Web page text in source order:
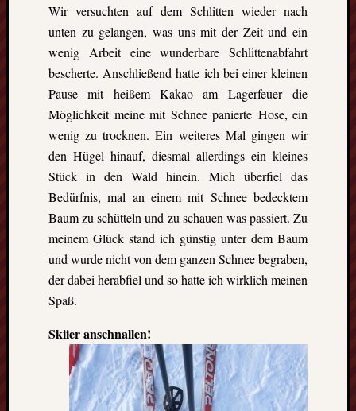
Wir versuchten auf dem Schlitten wieder nach
unten zu gelangen, was uns mit der Zeit und ein
wenig Arbeit eine wunderbare Schlittenabfahrt
bescherte. Anschließend hatte ich bei einer kleinen
Pause mit heißem Kakao am Lagerfeuer die
Möglichkeit meine mit Schnee panierte Hose, ein
wenig zu trocknen. Ein weiteres Mal gingen wir
den Hügel hinauf, diesmal allerdings ein kleines
Stück in den Wald hinein. Mich überfiel das
Bedürfnis, mal an einem mit Schnee bedecktem
Baum zu schütteln und zu schauen was passiert. Zu
meinem Glück stand ich günstig unter dem Baum
und wurde nicht von dem ganzen Schnee begraben,
der dabei herabfiel und so hatte ich wirklich meinen
Spaß.
Skiier anschnallen!